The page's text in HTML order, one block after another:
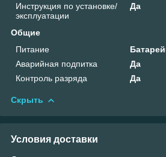
Инструкция по установке/
эксплуатации
Да
Общие
Питание
Аварийная подпитка
Да
Контроль разряда
Да
Скрыть
Условия доставки